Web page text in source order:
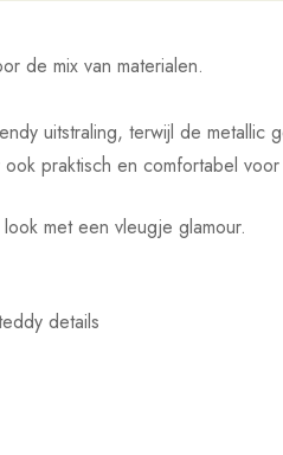
de mix van materialen.
uitstraling, terwijl de metallic
praktisch en comfortabel
met een vleugje glamour.
details